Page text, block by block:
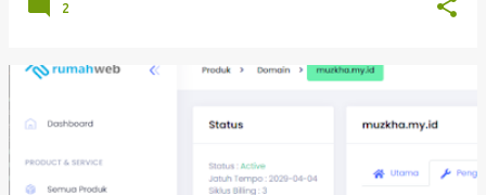
2